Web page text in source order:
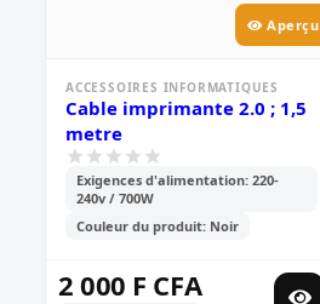
Aperçu
ACCESSOIRES INFORMATIQUES
Cable imprimante 2.0 ; 1,5
metre
Exigences d'alimentation: 220-
240v / 700W
Couleur du produit: Noir
2 000 F CFA